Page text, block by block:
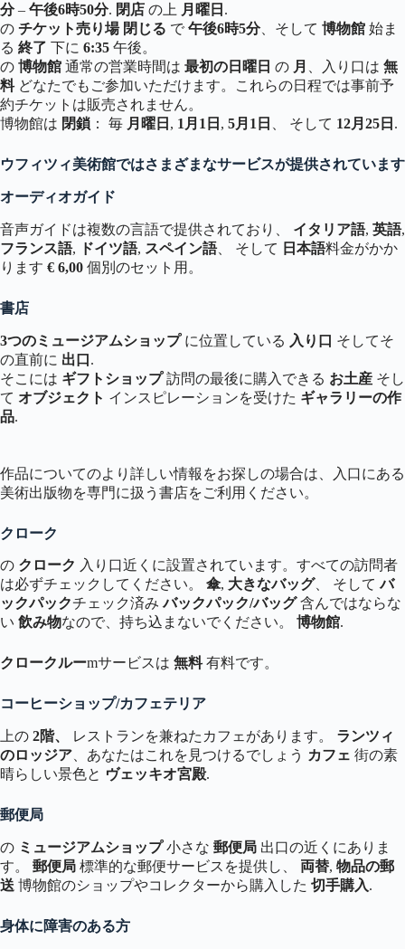
分– 午後6時50分. 閉店 の上 月曜日 .
の チケット売り場 閉じる で 午後6時5分、そして 博物館 始ま
る 終了 下に 6:35 午後。
の 博物館 通常の営業時間は 最初の日曜日 の 月 、入り口は 無
料どなたでもご参加いただけます。これらの日程では事前予
約チケットは販売されません。
博物館は 閉鎖 ： 毎 月曜日 , 1月1日 , 5月1日 、 そして 12月25日 .
ウフィツィ美術館ではさまざまなサービスが提供されています
オーディオガイド
音声ガイドは複数の言語で提供されており、 イタリア語, 英語,
フランス語, ドイツ語, スペイン語、 そして 日本語料金がかか
ります € 6,00 個別のセット用。
書店
3つのミュージアムショップに位置している 入り口 そしてそ
の直前に 出口 .
そこには ギフトショップ訪問の最後に購入できる お土産 そし
て オブジェクト インスピレーションを受けた ギャラリーの作
品.
作品についてのより詳しい情報をお探しの場合は、入口にある
美術出版物を専門に扱う書店をご利用ください。
クローク
の クローク 入り口近くに設置されています。すべての訪問者
は必ずチェックしてください。 傘, 大きなバッグ、 そしてバ
ックパックチェック済みバックパック/バッグ含んではならな
い 飲み物なので、持ち込まないでください。 博物館.
クロークルーmサービスは 無料有料です。
コーヒーショップ/カフェテリア
上の 2階、 レストランを兼ねたカフェがあります。 ランツィ
のロッジア 、あなたはこれを見つけるでしょう カフェ 街の素
晴らしい景色と ヴェッキオ宮殿.
郵便局
の ミュージアムショップ小さな 郵便局 出口の近くにありま
す。
郵便局 標準的な郵便サービスを提供し、 両替, 物品の郵
送 博物館のショップやコレクターから購入した 切手購入.
身体に障害のある方